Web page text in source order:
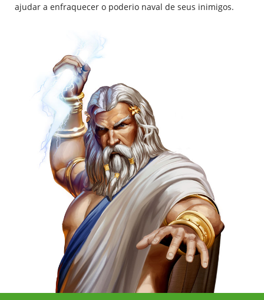
ajudar a enfraquecer o poderio naval de seus inimigos.